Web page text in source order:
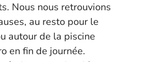
Nous nous retrouvions
au resto pour le
autour de la piscine
en fin de journée.